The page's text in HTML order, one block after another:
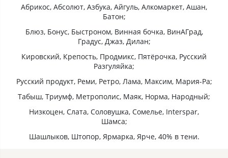
Абрикос, Абсолют, Азбука, Айгуль, Алкомаркет, Ашан,
Батон;
Блюз, Бонус, Быстроном, Винная бочка, ВинАГрад,
Градус, Джаз, Дилан;
Кировский, Крепость, Продмикс, Пятёрочка, Русский
Разгуляйка;
Русский продукт, Реми, Ретро, Лама, Максим, Мария-Ра;
Табыш, Триумф, Метрополис, Маяк, Норма, Народный;
Низкоцен, Слата, Соловушка, Сомелье, Interspar,
Шамса;
Шашлыков, Штопор, Ярмарка, Ярче, 40% в тени.